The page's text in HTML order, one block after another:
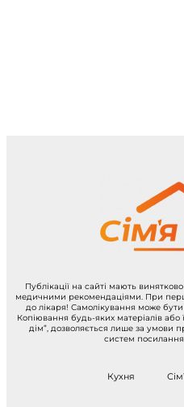
Публікації на сайті мають
медичними рекомендаціями. При
до лікаря! Самолікування може
Копіювання будь-яких матеріалів або
дім”, дозволяється лише за умови
систем
Кухня